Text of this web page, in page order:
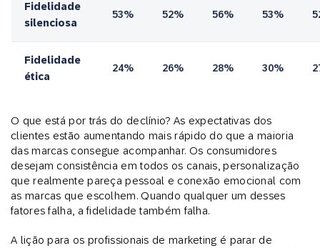
Fidelidade
silenciosa
53% 52% 56% 53%
Fidelidade
ética
24% 26% 28% 30%
O que está por trás do declínio? As expectativas dos
clientes estão aumentando mais rápido do que a maioria
das marcas consegue acompanhar. Os consumidores
desejam consistência em todos os canais, personalização
que realmente pareça pessoal e conexão emocional com
as marcas que escolhem. Quando qualquer um desses
fatores falha, a fidelidade também falha.
A lição para os profissionais de marketing é parar de